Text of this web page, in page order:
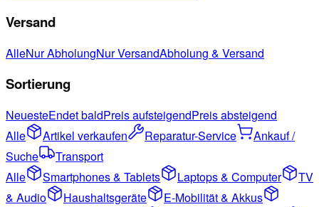
Versand
AlleNur AbholungNur VersandAbholung & Versand
Sortierung
NeuesteEndet baldPreis aufsteigendPreis absteigend
Alle
Artikel verkaufen Reparatur-Service
Ankauf /
Suche
Transport
Alle
Smartphones & Tablets Laptops & Computer
TV
& Audio
Haushaltsgeräte
E-Mobilität & Akkus